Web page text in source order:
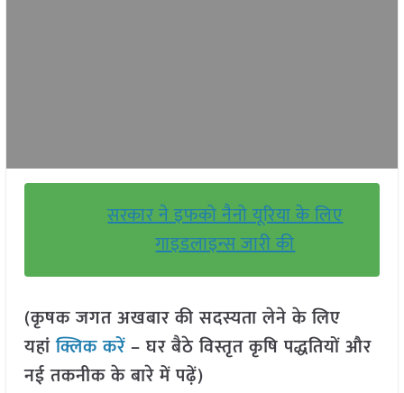
सरकार ने इफको नैनो यूरिया के लिए
गाइडलाइन्स जारी की
(कृषक जगत अखबार की सदस्यता लेने के लिए
यहांक्लिक करें– घर बैठे विस्तृत कृषि पद्धतियों और
नई तकनीक के बारे में पढ़ें)